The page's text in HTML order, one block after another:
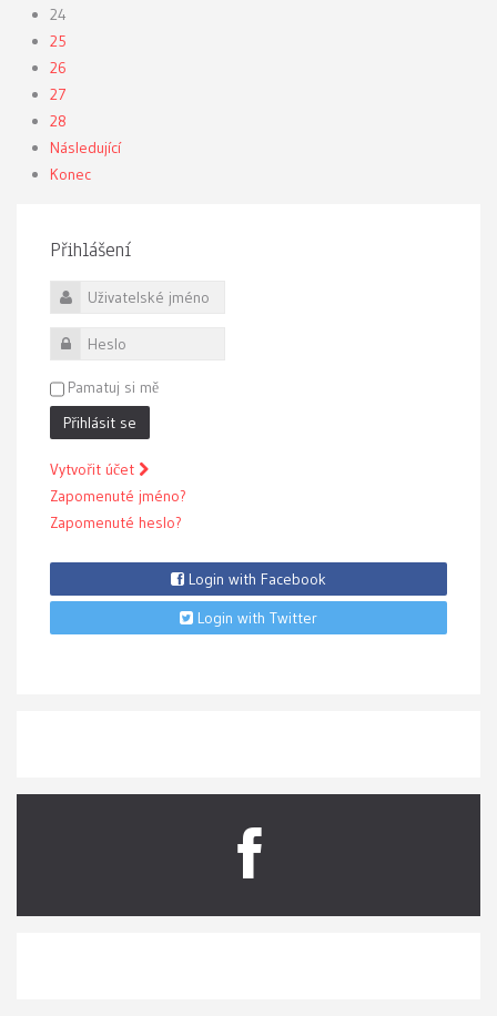
24
25
26
27
28
Následující
Konec
Přihlášení
Uživatelské jméno
Heslo
Pamatuj si mě
Přihlásit se
Vytvořit účet
Zapomenuté jméno?
Zapomenuté heslo?
Login with Facebook
Login with Twitter